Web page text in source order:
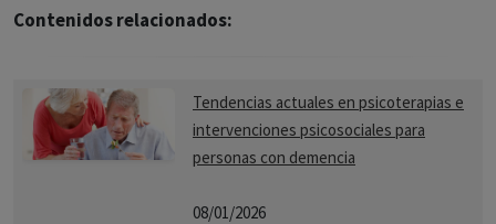
Contenidos relacionados:
Tendencias actuales en psicoterapias e
intervenciones psicosociales para
personas con demencia
08/01/2026